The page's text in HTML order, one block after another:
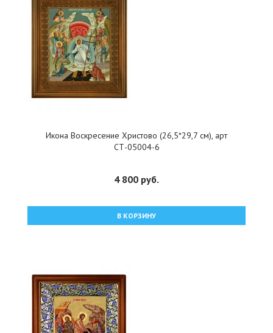
Икона Воскресение Христово (26,5*29,7 см), арт
СТ-05004-6
4 800 руб.
В КОРЗИНУ